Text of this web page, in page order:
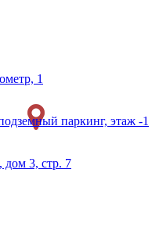
1
паркинг, этаж -1
3, стр. 7